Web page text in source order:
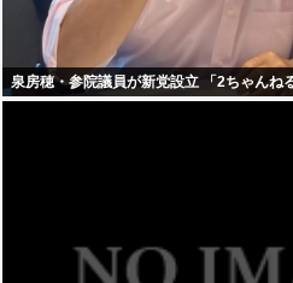
泉房穂・参院議員が新党設立 「2ちゃんね